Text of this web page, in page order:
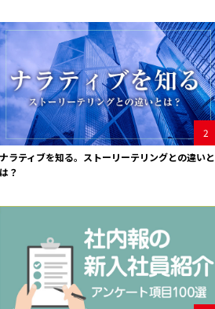
2
ナラティブを知る。ストーリーテリングとの違いと
は？